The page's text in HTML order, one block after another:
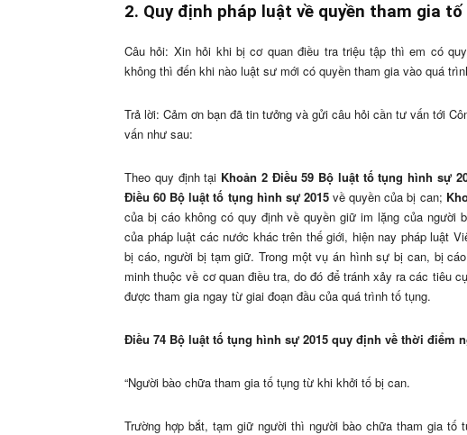
2. Quy định pháp luật về quyền tham gia
Câu hỏi: Xin hỏi khi bị cơ quan điều tra triệu tập thì em có
không thì đến khi nào luật sư mới có quyền tham gia vào quá
Trả lời: Cảm ơn bạn đã tin tưởng và gửi câu hỏi cần tư vấn tới
vấn như sau:
Theo quy định tại Khoản 2 Điều 59 Bộ luật tố tụng hình sự
Điều 60 Bộ luật tố tụng hình sự 2015về quyền của bị can;
của bị cáo không có quy định về quyền giữ im lặng của
của pháp luật các nước khác trên thế giới, hiện nay pháp luật
bị cáo, người bị tạm giữ. Trong một vụ án hình sự bị can, bị
minh thuộc về cơ quan điều tra, do đó để tránh xảy ra các tiêu
được tham gia ngay từ giai đoạn đầu của quá trình tố tụng.
Điều 74 Bộ luật tố tụng hình sự 2015 quy định về thời điểm
“Người bào chữa tham gia tố tụng từ khi khởi tố bị can.
Trường hợp bắt, tạm giữ người thì người bào chữa tham gia